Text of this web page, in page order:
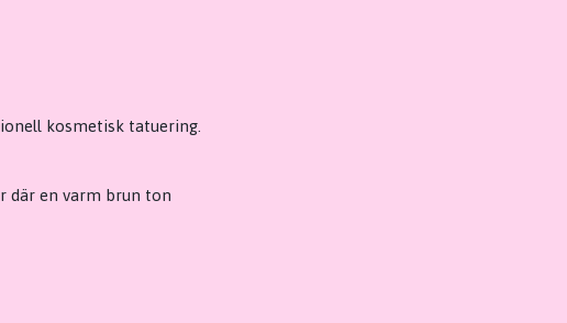
kosmetisk tatuering.
där en varm brun ton